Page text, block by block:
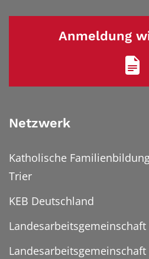
Anmeldung
Netzwerk
Katholische
Trier
KEB Deutschland
Landesarbeitsgemeinschaft
Landesarbeitsgemeinschaft